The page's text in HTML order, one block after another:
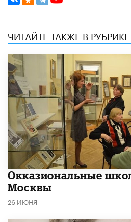
ЧИТАЙТЕ ТАКЖЕ В РУБРИКЕ
​Окказиональные
Москвы
26 ИЮНЯ